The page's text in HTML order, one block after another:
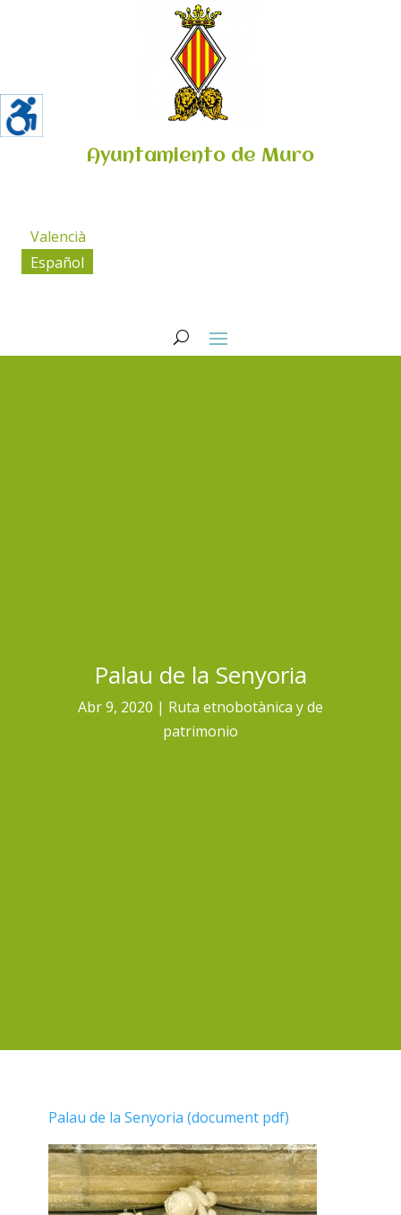
Ayuntamiento de Muro
Valencià
Español
Palau de la Senyoria
Abr 9, 2020
Ruta etnobotànica y de
patrimonio
Palau de la Senyoria (document pdf)